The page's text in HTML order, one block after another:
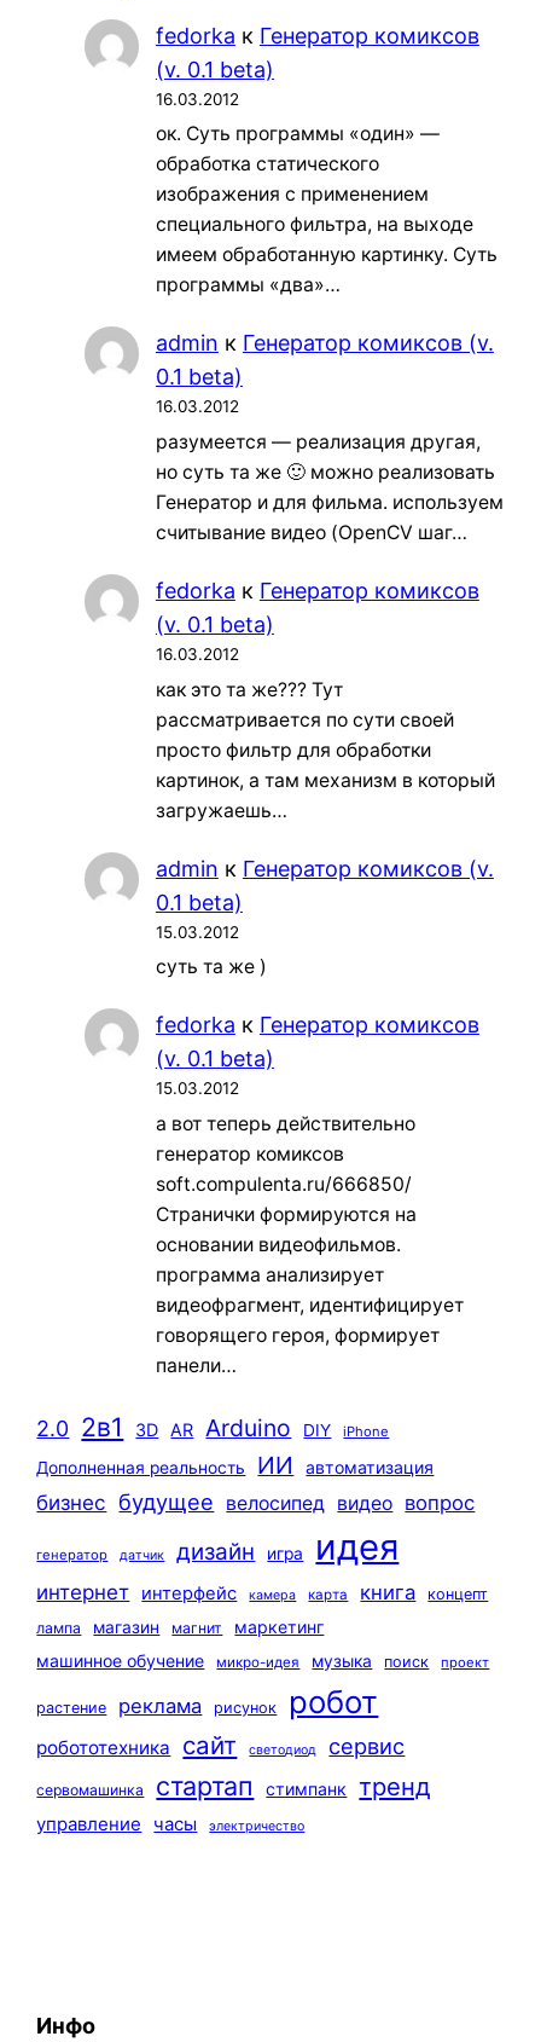
fedorka к Генератор комиксов
(v. 0.1 beta)
16.03.2012
ок. Суть программы «один» —
обработка статического
изображения с применением
специального фильтра, на выходе
имеем обработанную картинку. Суть
программы «два»…
admin к Генератор комиксов (v.
0.1 beta)
16.03.2012
разумеется — реализация другая,
но суть та же 🙂 можно реализовать
Генератор и для фильма. используем
считывание видео (OpenCV шаг…
fedorka к Генератор комиксов
(v. 0.1 beta)
16.03.2012
как это та же??? Тут
рассматривается по сути своей
просто фильтр для обработки
картинок, а там механизм в который
загружаешь…
admin к Генератор комиксов (v.
0.1 beta)
15.03.2012
суть та же )
fedorka к Генератор комиксов
(v. 0.1 beta)
15.03.2012
а вот теперь действительно
генератор комиксов
soft.compulenta.ru/666850/
Странички формируются на
основании видеофильмов.
программа анализирует
видеофрагмент, идентифицирует
говорящего героя, формирует
панели…
2.0 2в1 3D AR Arduino DIY iPhone
Дополненная реальность ИИ автоматизация
бизнес будущее велосипед видео вопрос
генератор датчик дизайн игра идея
интернет интерфейс камера карта книга
концепт
лампа
магазин магнит
маркетинг
машинное обучение
микро-идея музыка поиск проект
растение реклама рисунок робот
робототехника сайт светодиод сервис
сервомашинка стартап стимпанк тренд
управление часы электричество
Инфо